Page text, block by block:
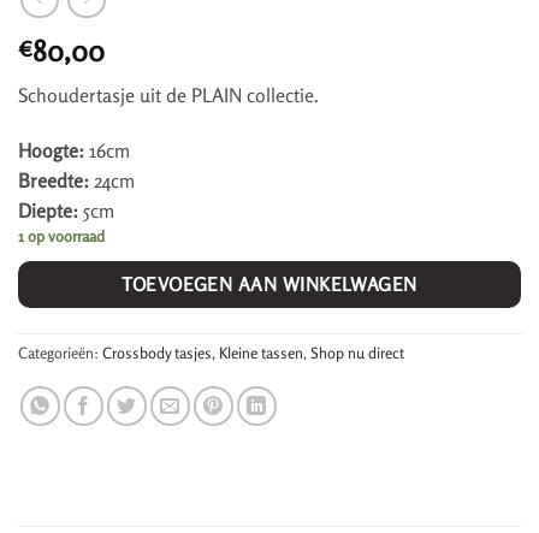
€80,00
Schoudertasje uit de PLAIN collectie.
Hoogte: 16cm
Breedte: 24cm
Diepte: 5cm
1 op voorraad
TOEVOEGEN AAN WINKELWAGEN
Categorieën: Crossbody tasjes, Kleine tassen, Shop nu direct